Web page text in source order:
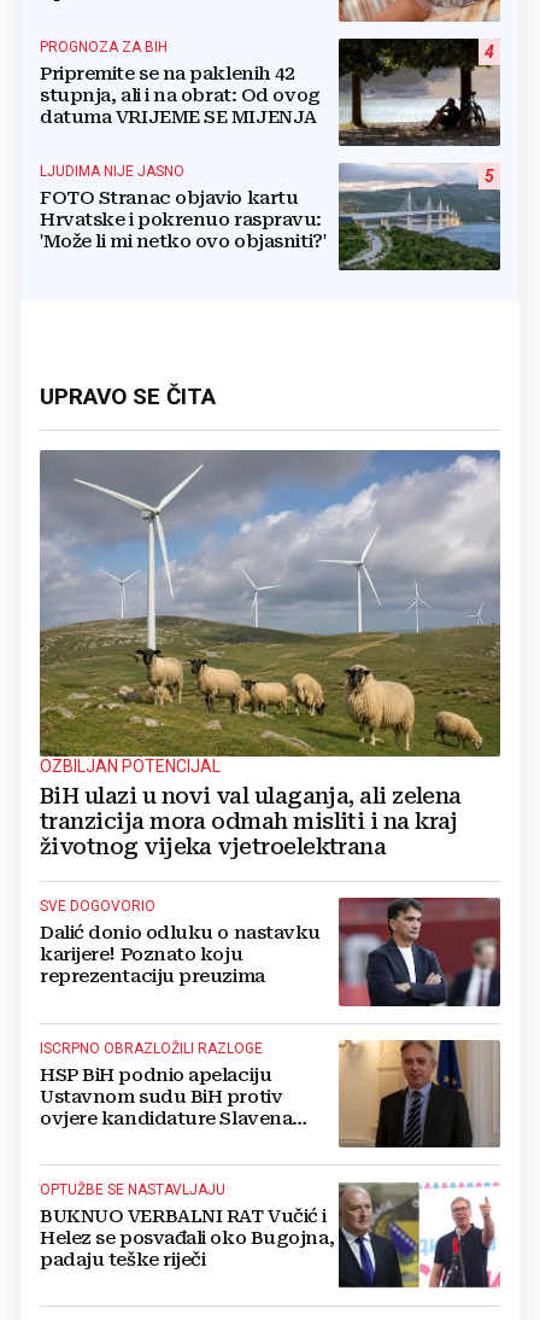
4
PROGNOZA ZA BIH
Pripremite se na paklenih 42
stupnja, ali i na obrat: Od ovog
datuma VRIJEME SE MIJENJA
5
LJUDIMA NIJE JASNO
FOTO Stranac objavio kartu
Hrvatske i pokrenuo raspravu:
'Može li mi netko ovo objasniti?'
UPRAVO SE ČITA
OZBILJAN POTENCIJAL
BiH ulazi u novi val ulaganja, ali zelena
tranzicija mora odmah misliti i na kraj
životnog vijeka vjetroelektrana
SVE DOGOVORIO
Dalić donio odluku o nastavku
karijere! Poznato koju
reprezentaciju preuzima
ISCRPNO OBRAZLOŽILI RAZLOGE
HSP BiH podnio apelaciju
Ustavnom sudu BiH protiv
ovjere kandidature Slavena
OPTUŽBE SE NASTAVLJAJU
BUKNUO VERBALNI RAT Vučić i
Helez se posvađali oko Bugojna,
padaju teške riječi